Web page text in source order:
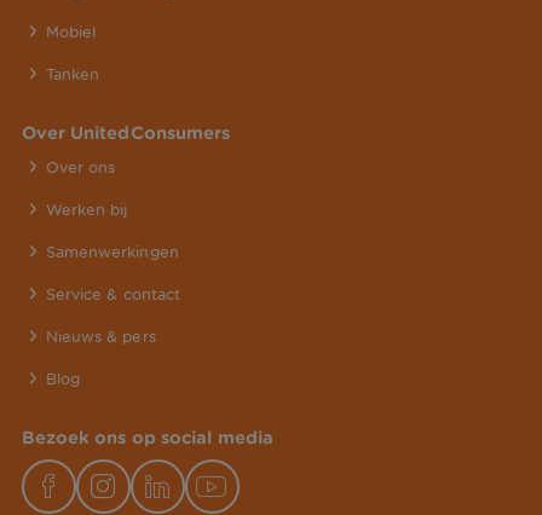
Mobiel
Tanken
Over UnitedConsumers
Over ons
Werken bij
Samenwerkingen
Service & contact
Nieuws & pers
Blog
Bezoek ons op social media